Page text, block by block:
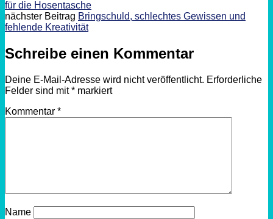
für die Hosentasche
nächster Beitrag Bringschuld, schlechtes Gewissen und
fehlende Kreativität
Schreibe einen Kommentar
Deine E-Mail-Adresse wird nicht veröffentlicht. Erforderliche
Felder sind mit* markiert
Kommentar *
Name